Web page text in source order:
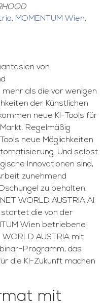
, MOMENTUM Wien,
von
als die vor wenigen
der Künstlichen
neue KI-Tools für
Regelmäßig
neue Möglichkeiten
Und selbst
Innovationen sind,
zunehmend
zu behalten.
WORLD AUSTRIA AI
startet die von der
Wien betriebene
AUSTRIA mit
Programm, das
die KI-Zukunft machen
mit